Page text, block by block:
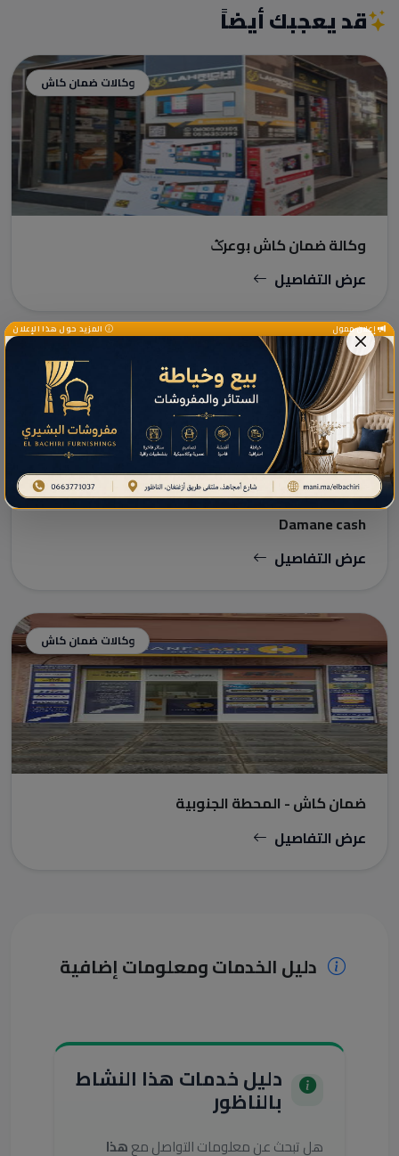
قد يعجبك أيضاً
وكالات ضمان كاش
وكالة ضمان كاش بوعرݣ
عرض التفاصيل
وكالات ضمان كاش
Damane cash
عرض التفاصيل
وكالات ضمان كاش
ضمان كاش - المحطة الجنوبية
عرض التفاصيل
دليل الخدمات ومعلومات إضافية
دليل خدمات هذا النشاط
بالناظور
هل تبحث عن معلومات التواصل معهذا
إعلان ممول المزيد حول هذا الإعلان